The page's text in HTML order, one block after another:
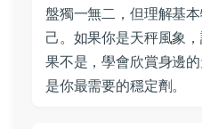
盤獨一無二，但理解基
己。如果你是天秤風象
果不是，學會欣賞身邊
是你最需要的穩定劑。